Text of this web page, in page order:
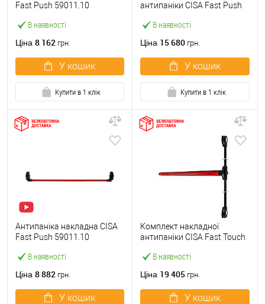
В наявності
Fast Push 59011.10
штангою 900 мм червона
Ціна 8 162 грн.
У кошик
Купити в 1 клік
В наявності
антипаніки CISA Fast Push
точковий вбік червона
Ціна 15 680 грн.
У кошик
Купити в 1 клік
В наявності
Антипаніка накладна CISA
Fast Push 59011.10
штангою 1500 мм червона
Ціна 8 882 грн.
У кошик
В наявності
Комплект накладної
антипаніки CISA Fast Touch
точковий вбік червона
Ціна 19 405 грн.
У кошик